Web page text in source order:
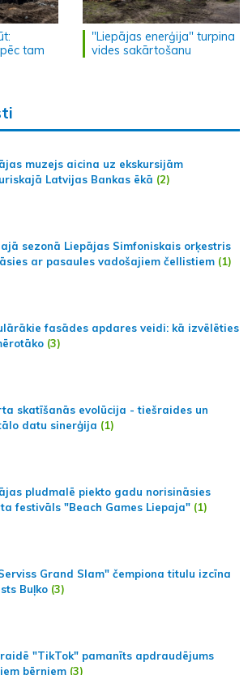
tam
"Liepājas enerģija" turpina
vides sakārtošanu
muzejs aicina uz ekskursijām
Latvijas Bankas ēkā (2)
sezonā Liepājas Simfoniskais orķestris
ar pasaules vadošajiem čellistiem (1)
fasādes apdares veidi: kā izvēlēties
(3)
skatīšanās evolūcija - tiešraides un
datu sinerģija (1)
pludmalē piekto gadu norisināsies
festivāls "Beach Games Liepaja" (1)
Grand Slam" čempiona titulu izcīna
Buļko (3)
"TikTok" pamanīts apdraudējums
bērniem (3)